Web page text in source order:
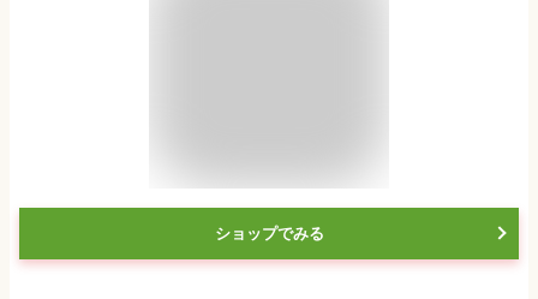
ショップでみる